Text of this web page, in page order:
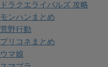
ドラクエライバルズ 攻略
モンハンまとめ
荒野行動
プリコネまとめ
ウマ娘